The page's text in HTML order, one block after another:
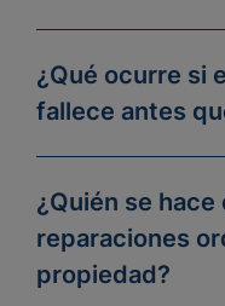
¿Qué ocurre si
fallece antes
¿Quién se hace
reparaciones
propiedad?